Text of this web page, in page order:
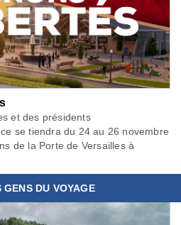
et des présidents
se tiendra du 24 au 26 novembre
de la Porte de Versailles à
GENS DU VOYAGE